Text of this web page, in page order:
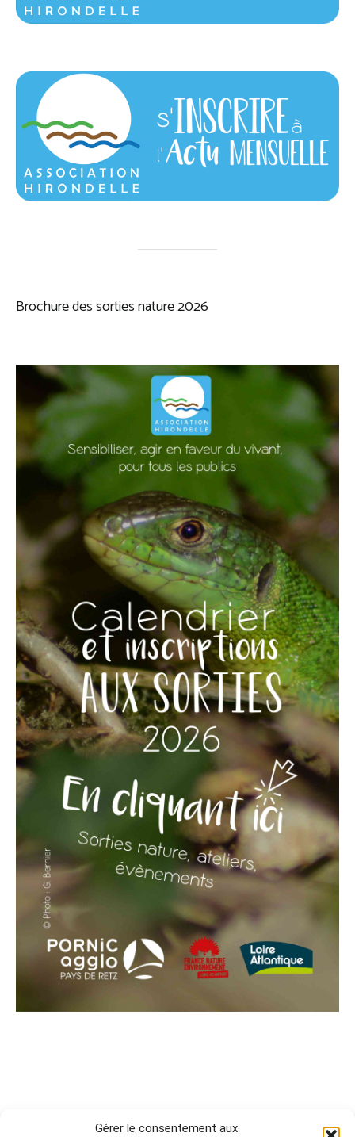
Gérer le consentement aux
Brochure des sorties nature 2026